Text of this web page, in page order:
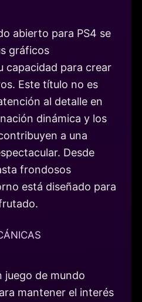
abierto para PS4 se
gráficos
capacidad para crear
Este título no es
al detalle en
dinámica y los
a una
Desde
frondosos
está diseñado para
juego de mundo
mantener el interés